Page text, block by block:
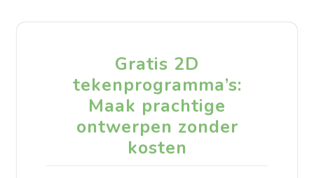
Gratis 2D
tekenprogramma’s:
Maak prachtige
ontwerpen zonder
kosten